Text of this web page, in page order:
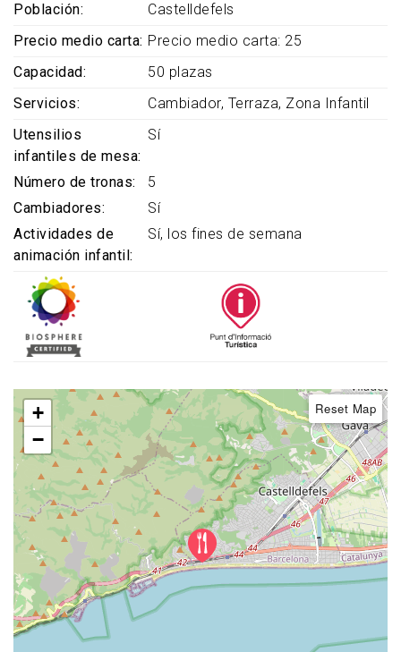
Población
Castelldefels
Precio medio carta Precio medio carta: 25
Capacidad
50 plazas
Servicios
Cambiador Terraza Zona Infantil
Utensilios
infantiles de mesa
Sí
Número de tronas
5
Cambiadores
Sí
Actividades de
animación infantil
Sí, los fines de semana
+
−
Reset Map